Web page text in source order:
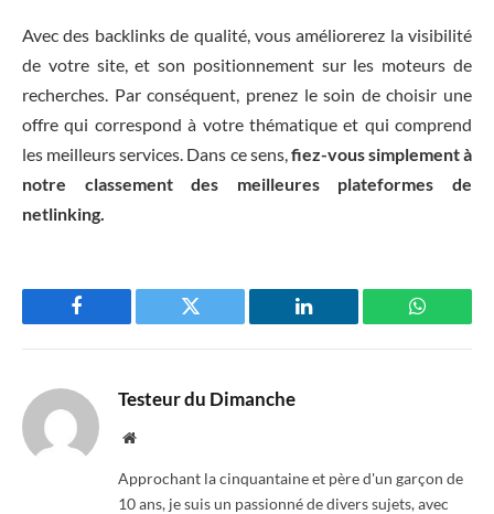
Avec des backlinks de qualité, vous améliorerez la visibilité
de votre site, et son positionnement sur les moteurs de
recherches. Par conséquent, prenez le soin de choisir une
offre qui correspond à votre thématique et qui comprend
les meilleurs services. Dans ce sens, fiez-vous simplement à
notre classement des meilleures plateformes de
netlinking.
Facebook Twitter LinkedIn
Testeur du Dimanche
Website
Approchant la cinquantaine et père d'un garçon de
10 ans, je suis un passionné de divers sujets, avec